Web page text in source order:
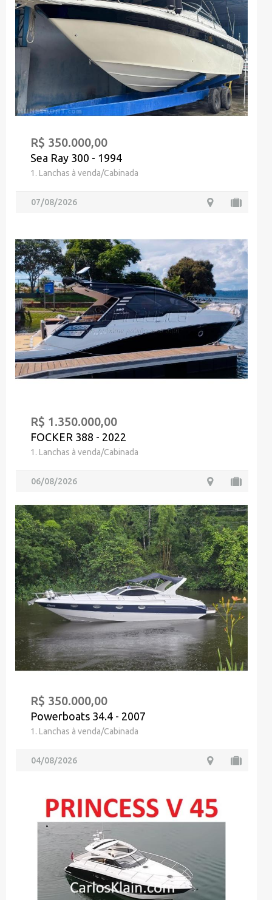
R$ 350.000,00
Sea Ray 300 - 1994
1. Lanchas à venda/Cabinada
07/08/2026
R$ 1.350.000,00
FOCKER 388 - 2022
1. Lanchas à venda/Cabinada
06/08/2026
R$ 350.000,00
Powerboats 34.4 - 2007
1. Lanchas à venda/Cabinada
04/08/2026